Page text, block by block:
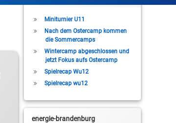
Miniturnier U11
Nach dem Ostercamp kommen
die Sommercamps
Wintercamp abgeschlossen und
jetzt Fokus aufs Ostercamp
Spielrecap Wu12
Spielrecap wu12
energie-brandenburg